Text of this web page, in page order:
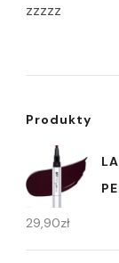
zzzzz
Produkty
29,90zł